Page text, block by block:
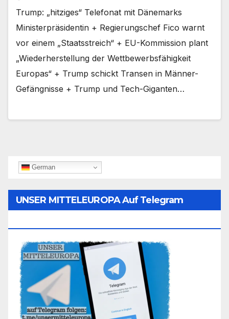
Trump: „hitziges“ Telefonat mit Dänemarks
Ministerpräsidentin + Regierungschef Fico warnt
vor einem „Staatsstreich“ + EU-Kommission plant
„Wiederherstellung der Wettbewerbsfähigkeit
Europas“ + Trump schickt Transen in Männer-
Gefängnisse + Trump und Tech-Giganten…
German
UNSER MITTELEUROPA Auf Telegram